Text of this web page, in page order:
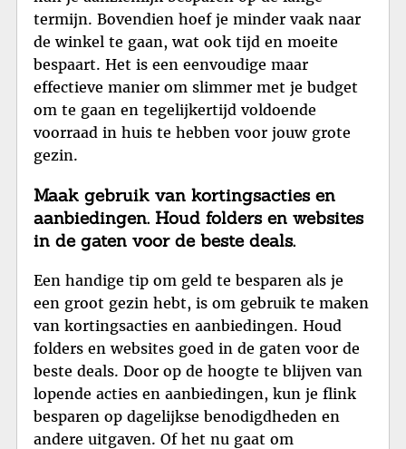
termijn. Bovendien hoef je minder vaak naar
de winkel te gaan, wat ook tijd en moeite
bespaart. Het is een eenvoudige maar
effectieve manier om slimmer met je budget
om te gaan en tegelijkertijd voldoende
voorraad in huis te hebben voor jouw grote
gezin.
Maak gebruik van kortingsacties en
aanbiedingen. Houd folders en websites
in de gaten voor de beste deals.
Een handige tip om geld te besparen als je
een groot gezin hebt, is om gebruik te maken
van kortingsacties en aanbiedingen. Houd
folders en websites goed in de gaten voor de
beste deals. Door op de hoogte te blijven van
lopende acties en aanbiedingen, kun je flink
besparen op dagelijkse benodigdheden en
andere uitgaven. Of het nu gaat om